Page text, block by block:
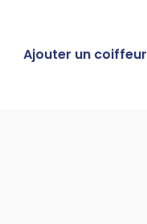
Ajouter un coiffeur